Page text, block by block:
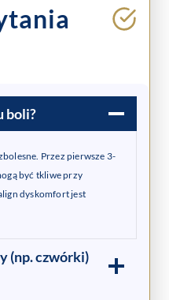
boli?
Przez pierwsze 3-
być tkliwe przy
dyskomfort jest
(np. czwórki)